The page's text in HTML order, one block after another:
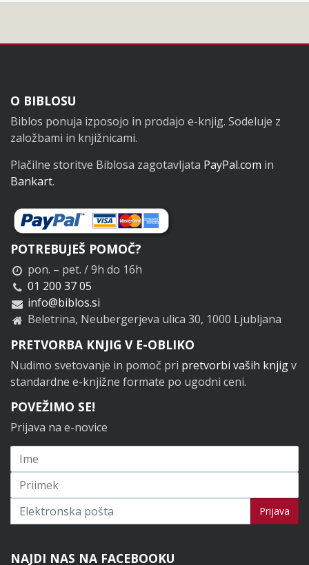
Noga
O BIBLOSU
Biblos ponuja izposojo in prodajo e-knjig. Sodeluje z
založbami in knjižnicami.
Plačilne storitve Biblosa zagotavljata PayPal.com in
Bankart.
POTREBUJEŠ POMOČ?
pon. – pet. / 9h do 16h
01 200 37 05
info@biblos.si
Beletrina, Neubergerjeva ulica 30, 1000 Ljubljana
PRETVORBA KNJIG V E-OBLIKO
Nudimo svetovanje in pomoč pri pretvorbi vaših knjigv
standardne e-knjižne formate po ugodni ceni.
POVEŽIMO SE!
Prijava na e-novice
Prijavi se na novice Prijava
NAJDI NAS NA FACEBOOKU